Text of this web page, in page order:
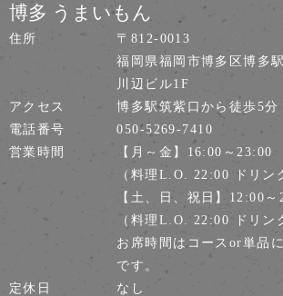
博多 うまいもん
住所
〒812-0013
福岡県福岡市博多区博多
川辺ビル1F
アクセス
博多駅筑紫口から徒歩5分
電話番号
050-5269-7410
営業時間
【月～金】16:00～23:00
（料理L.O. 22:00 ドリン
【土、日、祝日】12:00～
（料理L.O. 22:00 ドリン
お席時間はコースor単品
です。
定休日
なし